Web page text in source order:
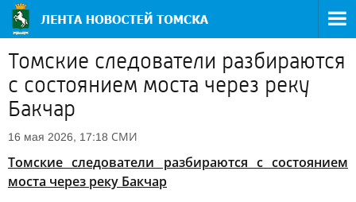
Томские следователи разбираются
с состоянием моста через реку
Бакчар
16 мая 2026, 17:18 СМИ
Томские следователи разбираются с состоянием
моста через реку Бакчар